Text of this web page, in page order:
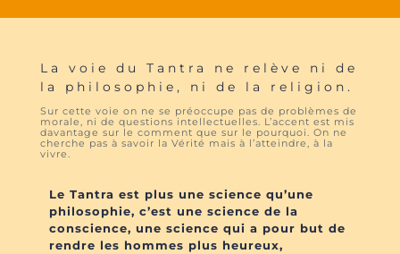
La voie du Tantra ne relève ni de
la philosophie, ni de la religion.
Sur cette voie on ne se préoccupe pas de problèmes de
morale, ni de questions intellectuelles. L’accent est mis
davantage sur le comment que sur le pourquoi. On ne
cherche pas à savoir la Vérité mais à l’atteindre, à la
vivre.
Le Tantra est plus une science qu’une
philosophie, c’est une science de la
conscience, une science qui a pour but de
rendre les hommes plus heureux,